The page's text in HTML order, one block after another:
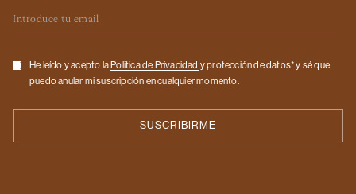
Checkbox
He leído y acepto la Politica de Privacidad y protección de datos* y sé que
puedo anular mi suscripción en cualquier momento.